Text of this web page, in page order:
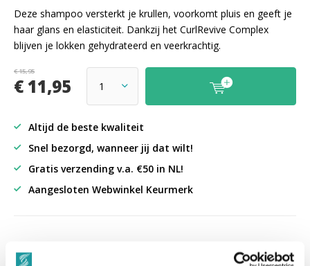
Deze shampoo versterkt je krullen, voorkomt pluis en geeft je
haar glans en elasticiteit. Dankzij het CurlRevive Complex
blijven je lokken gehydrateerd en veerkrachtig.
€ 15,95
€ 11,95
Altijd de beste kwaliteit
Snel bezorgd, wanneer jij dat wilt!
Gratis verzending v.a. €50 in NL!
Aangesloten Webwinkel Keurmerk
uit 3000+ reviews